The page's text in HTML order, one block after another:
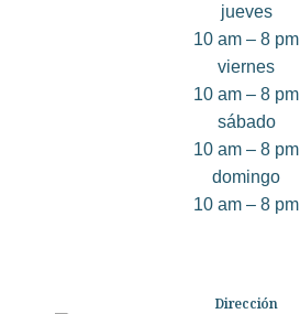
jueves
10 am – 8 pm
viernes
10 am – 8 pm
sábado
10 am – 8 pm
domingo
10 am – 8 pm
Dirección